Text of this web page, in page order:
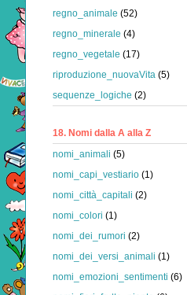
regno_animale (52)
regno_minerale (4)
regno_vegetale (17)
riproduzione_nuovaVita (5)
sequenze_logiche (2)
18. Nomi dalla A alla Z
nomi_animali (5)
nomi_capi_vestiario (1)
nomi_città_capitali (2)
nomi_colori (1)
nomi_dei_rumori (2)
nomi_dei_versi_animali (1)
nomi_emozioni_sentimenti (6)